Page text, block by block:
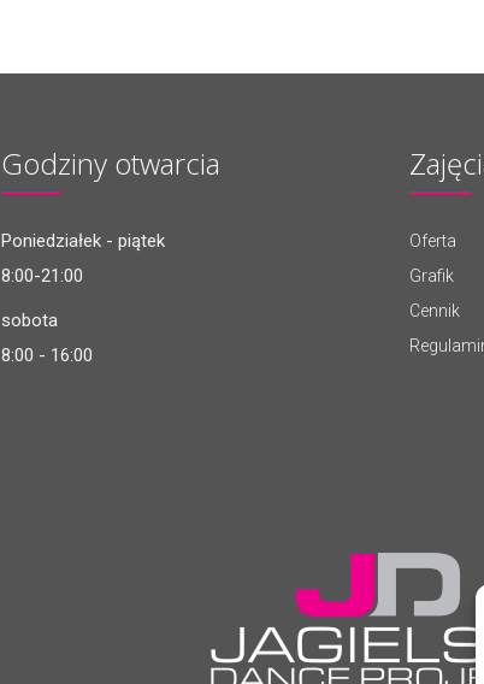
Godziny otwarcia
Poniedziałek - piątek
8:00-21:00
sobota
8:00 - 16:00
Oferta
Grafik
Cennik